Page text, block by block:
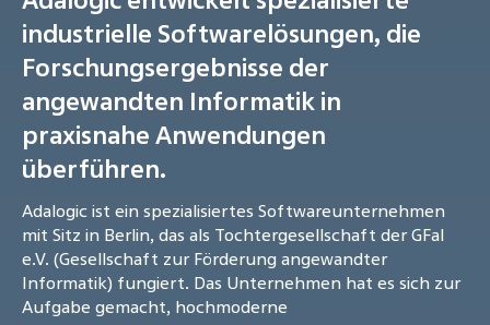
industrielle Softwarelösungen, die
Forschungsergebnisse der
angewandten Informatik in
praxisnahe Anwendungen
überführen.
Adalogic ist ein spezialisiertes Softwareunternehmen
mit Sitz in Berlin, das als Tochtergesellschaft der GFaI
e.V. (Gesellschaft zur Förderung angewandter
Informatik) fungiert. Das Unternehmen hat es sich zur
Aufgabe gemacht, hochmoderne